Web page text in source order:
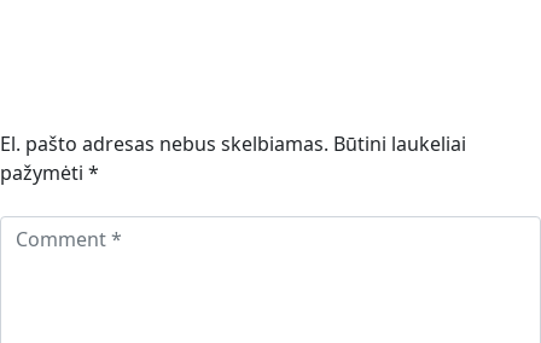
El. pašto adresas nebus skelbiamas. Būtini laukeliai
pažymėti *